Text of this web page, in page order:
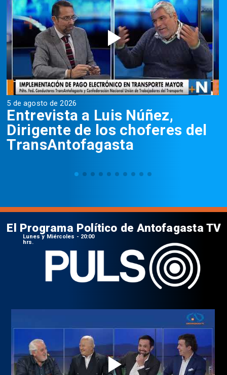
5 de agosto de 2026
Entrevista a Luis Núñez,
Dirigente de los choferes del
TransAntofagasta
El Programa Político de Antofagasta TV
Lunes y Miércoles - 20:00
hrs.